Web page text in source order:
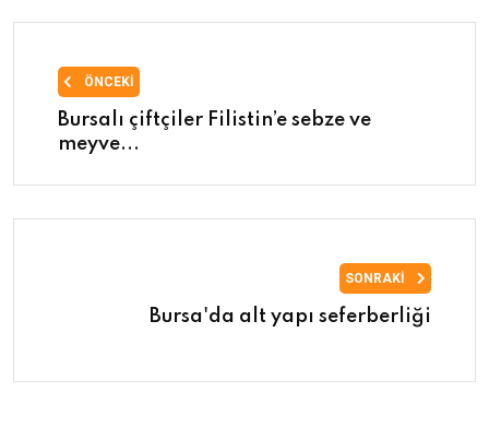
ÖNCEKI
Bursalı çiftçiler Filistin’e sebze ve
meyve...
SONRAKI
Bursa'da alt yapı seferberliği